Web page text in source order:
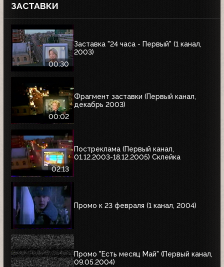
ЗАСТАВКИ
00:30
Заставка "24 часа - Первый" (1 канал,
2003)
00:02
Фрагмент заставки (Первый канал,
декабрь 2003)
02:13
Постреклама (Первый канал,
01.12.2003-18.12.2005) Склейка
Промо к 23 февраля (1 канал, 2004)
Промо "Есть месяц Май" (Первый канал,
09.05.2004)